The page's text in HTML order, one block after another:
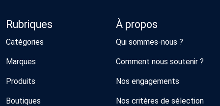
Rubriques
Catégories
Marques
Produits
Boutiques
À propos
Qui sommes-nous ?
Comment nous soutenir ?
Nos engagements
Nos critères de sélection